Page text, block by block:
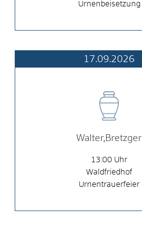
Urnenbeisetzung
17.09.2026
Walter,Bretzger
13:00
Waldfriedhof
Urnentrauerfeier